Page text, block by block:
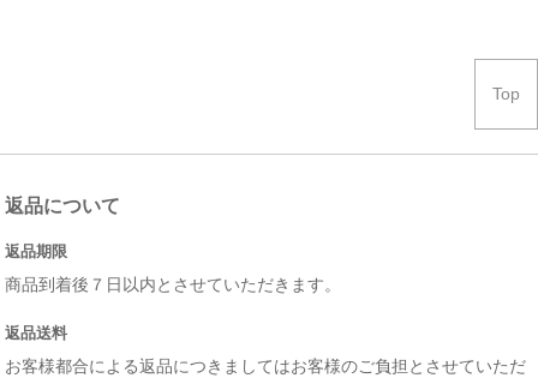
Top
返品について
返品期限
商品到着後７日以内とさせていただきます。
返品送料
お客様都合による返品につきましてはお客様のご負担とさせていただ